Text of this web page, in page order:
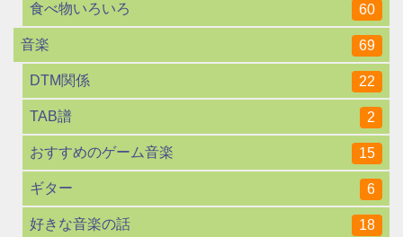
食べ物いろいろ 60
音楽 69
DTM関係 22
TAB譜 2
おすすめのゲーム音楽 15
ギター 6
好きな音楽の話 18